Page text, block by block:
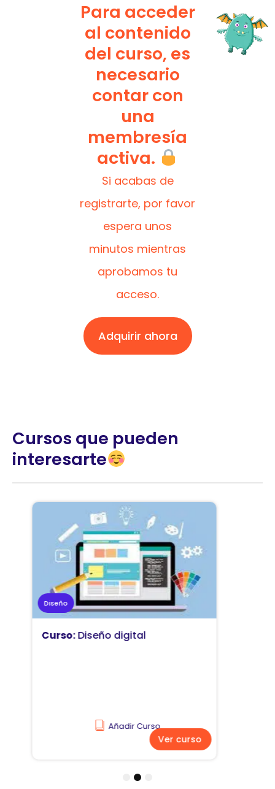
Para acceder
al contenido
del curso, es
necesario
contar con
una
membresía
activa.
Si acabas de
registrarte, por favor
espera unos
minutos mientras
aprobamos tu
acceso.
Adquirir ahora
Cursos que pueden
interesarte
Marketing
Curso: Diseño y comunicación
Añadir Curso
Ver curso